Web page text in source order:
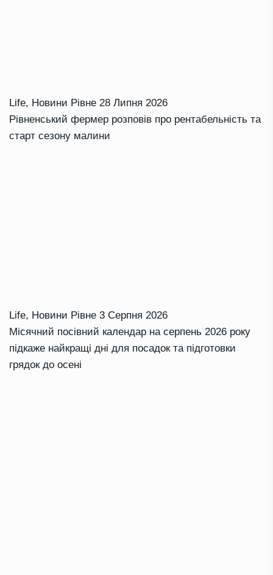
Life, Новини Рівне 28 Липня 2026
Рівненський фермер розповів про рентабельність та
старт сезону малини
Life, Новини Рівне 3 Серпня 2026
Місячний посівний календар на серпень 2026 року
підкаже найкращі дні для посадок та підготовки
грядок до осені